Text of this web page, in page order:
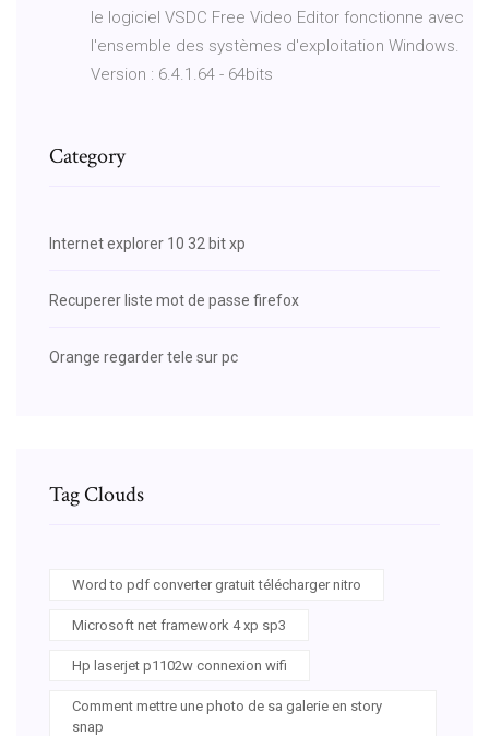
le logiciel VSDC Free Video Editor fonctionne avec
l'ensemble des systèmes d'exploitation Windows.
Version : 6.4.1.64 - 64bits
Category
Internet explorer 10 32 bit xp
Recuperer liste mot de passe firefox
Orange regarder tele sur pc
Tag Clouds
Word to pdf converter gratuit télécharger nitro
Microsoft net framework 4 xp sp3
Hp laserjet p1102w connexion wifi
Comment mettre une photo de sa galerie en story
snap